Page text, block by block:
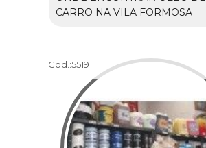
CARRO NA VILA FORMOSA
Cod.:5519